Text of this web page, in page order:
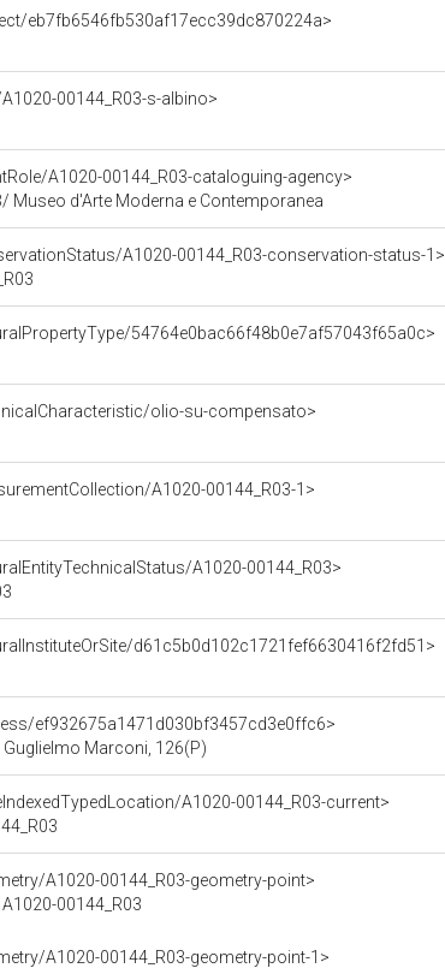
eb7fb6546fb530af17ecc39dc870224a>
00144_R03-s-albino>
A1020-00144_R03-cataloguing-agency>
Museo d'Arte Moderna e Contemporanea
A1020-00144_R03-conservation-status-1>
54764e0bac66f48b0e7af57043f65a0c>
olio-su-compensato>
A1020-00144_R03-1>
A1020-00144_R03>
d61c5b0d102c1721fef6630416f2fd51>
ef932675a1471d030bf3457cd3e0ffc6>
Guglielmo Marconi, 126(P)
A1020-00144_R03-current>
A1020-00144_R03-geometry-point>
00144_R03
A1020-00144_R03-geometry-point-1>